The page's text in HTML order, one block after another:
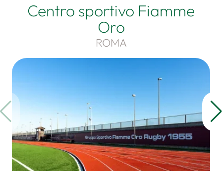
Centro sportivo Fiamme
Oro
ROMA